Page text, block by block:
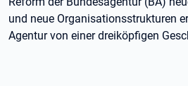
und neue Organisationsstrukturen
Agentur von einer dreiköpfigen